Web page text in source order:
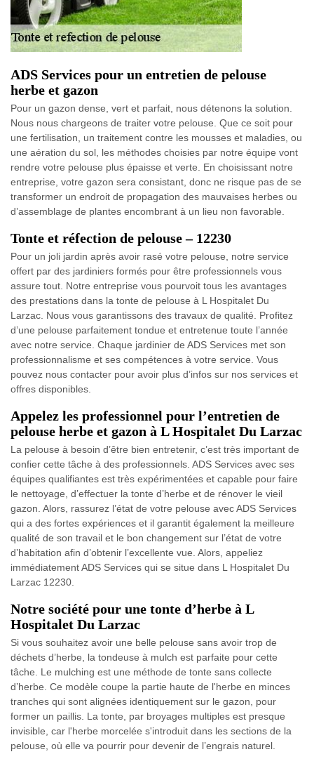
ADS Services pour un entretien de pelouse
herbe et gazon
Pour un gazon dense, vert et parfait, nous détenons la solution.
Nous nous chargeons de traiter votre pelouse. Que ce soit pour
une fertilisation, un traitement contre les mousses et maladies, ou
une aération du sol, les méthodes choisies par notre équipe vont
rendre votre pelouse plus épaisse et verte. En choisissant notre
entreprise, votre gazon sera consistant, donc ne risque pas de se
transformer un endroit de propagation des mauvaises herbes ou
d’assemblage de plantes encombrant à un lieu non favorable.
Tonte et réfection de pelouse – 12230
Pour un joli jardin après avoir rasé votre pelouse, notre service
offert par des jardiniers formés pour être professionnels vous
assure tout. Notre entreprise vous pourvoit tous les avantages
des prestations dans la tonte de pelouse à L Hospitalet Du
Larzac. Nous vous garantissons des travaux de qualité. Profitez
d’une pelouse parfaitement tondue et entretenue toute l’année
avec notre service. Chaque jardinier de ADS Services met son
professionnalisme et ses compétences à votre service. Vous
pouvez nous contacter pour avoir plus d’infos sur nos services et
offres disponibles.
Appelez les professionnel pour l’entretien de
pelouse herbe et gazon à L Hospitalet Du Larzac
La pelouse à besoin d’être bien entretenir, c’est très important de
confier cette tâche à des professionnels. ADS Services avec ses
équipes qualifiantes est très expérimentées et capable pour faire
le nettoyage, d’effectuer la tonte d’herbe et de rénover le vieil
gazon. Alors, rassurez l’état de votre pelouse avec ADS Services
qui a des fortes expériences et il garantit également la meilleure
qualité de son travail et le bon changement sur l’état de votre
d’habitation afin d’obtenir l’excellente vue. Alors, appeliez
immédiatement ADS Services qui se situe dans L Hospitalet Du
Larzac 12230.
Notre société pour une tonte d’herbe à L
Hospitalet Du Larzac
Si vous souhaitez avoir une belle pelouse sans avoir trop de
déchets d’herbe, la tondeuse à mulch est parfaite pour cette
tâche. Le mulching est une méthode de tonte sans collecte
d’herbe. Ce modèle coupe la partie haute de l'herbe en minces
tranches qui sont alignées identiquement sur le gazon, pour
former un paillis. La tonte, par broyages multiples est presque
invisible, car l'herbe morcelée s'introduit dans les sections de la
pelouse, où elle va pourrir pour devenir de l’engrais naturel.